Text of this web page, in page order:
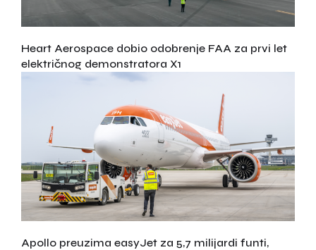
Heart Aerospace dobio odobrenje FAA za prvi let
električnog demonstratora X1
Apollo preuzima easyJet za 5,7 milijardi funti,